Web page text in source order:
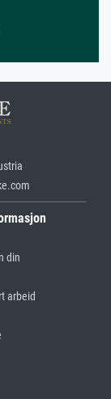
din
arbeid